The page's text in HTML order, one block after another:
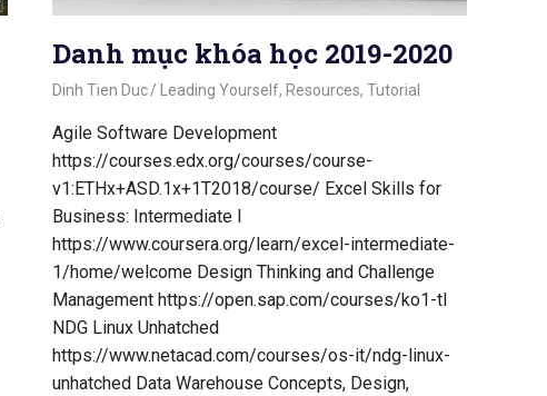
Danh mục khóa học 2019-2020
October 21, 2020
Dinh Tien Duc Leading Yourself, Resources,Tutorial
Agile Software Development
https://courses.edx.org/courses/course-
v1:ETHx+ASD.1x+1T2018/course/ Excel Skills for
Business: Intermediate I
https://www.coursera.org/learn/excel-intermediate-
1/home/welcome Design Thinking and Challenge
Management https://open.sap.com/courses/ko1-tl
NDG Linux Unhatched
https://www.netacad.com/courses/os-it/ndg-linux-
unhatched Data Warehouse Concepts, Design,